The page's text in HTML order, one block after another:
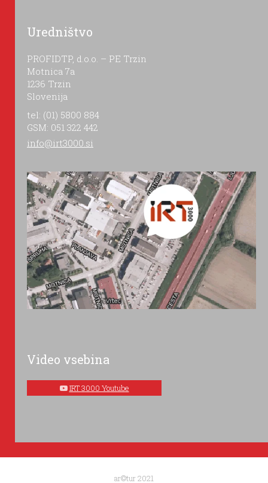
Uredništvo
PROFIDTP, d.o.o. – PE Trzin
Motnica 7a
1236 Trzin
Slovenija
tel: (01) 5800 884
GSM: 051 322 442
info@irt3000.si
Video vsebina
IRT 3000 Youtube
ar©tur 2021